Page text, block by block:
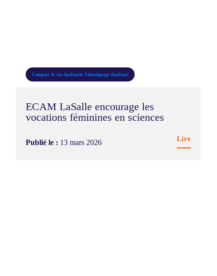
Campus & vie étudiante Témoignage étudiant
ECAM LaSalle encourage les
vocations féminines en sciences
Publié le : 13 mars 2026 Lire